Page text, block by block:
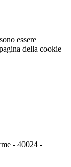
essere
della cookie
- 40024 -